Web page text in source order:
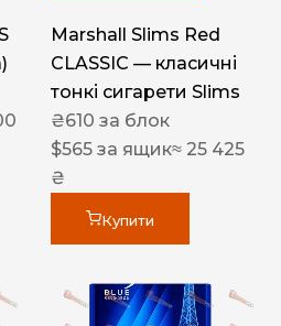
Marshall Slims Red
CLASSIC — класичні
тонкі сигарети Slims
₴610 за блок
$565 за ящик≈ 25 425
₴
Купити